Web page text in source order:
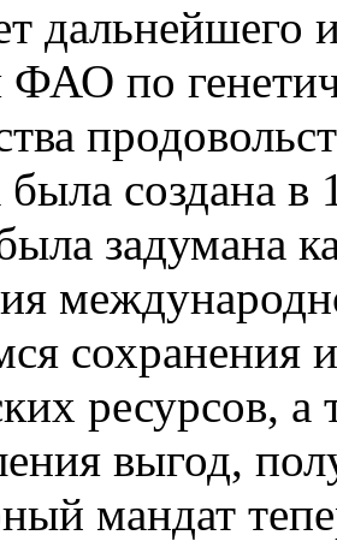
дальнейшего
по
была создана
задумана
сохранения
ресурсов,
выгод,
мандат